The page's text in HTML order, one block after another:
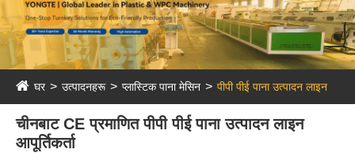
घर उत्पादनहरू प्लास्टिक पाना मेसिन पीपी पीई पाना उत्पादन लाइन
चीनबाट CE प्रमाणित पीपी पीई पाना उत्पादन लाइन
आपूर्तिकर्ता